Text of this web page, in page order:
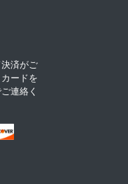
済がご
ードを
連絡く